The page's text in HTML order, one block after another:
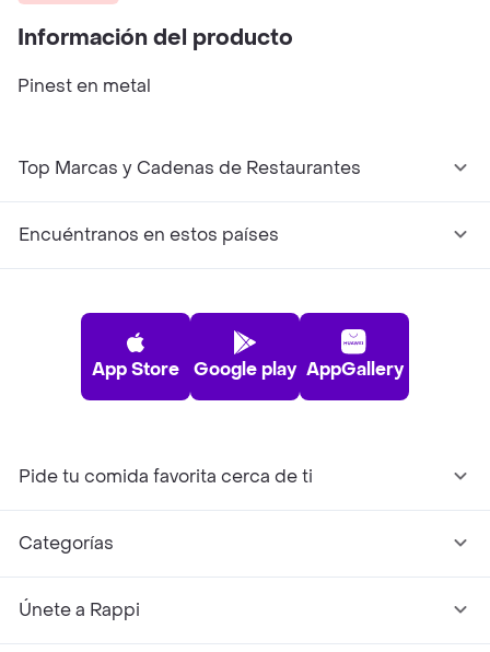
Información del producto
Pinest en metal
Top Marcas y Cadenas de Restaurantes
Encuéntranos en estos países
App Store Google play AppGallery
Pide tu comida favorita cerca de ti
Categorías
Únete a Rappi